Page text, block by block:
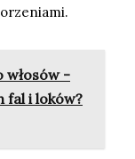
włosów -
fal i loków?